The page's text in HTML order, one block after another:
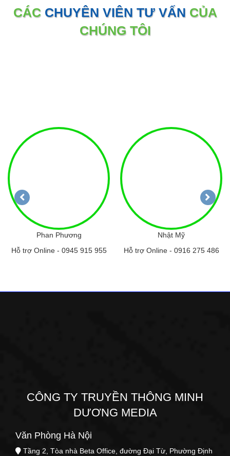
CÁC CHUYÊN VIÊN TƯ VẤN CỦA
CHÚNG TÔI
Phan Phương
Hỗ trợ Online - 0945 915 955
Nhật Mỹ
Hỗ trợ Online - 0916 275 486
CÔNG TY TRUYỀN THÔNG MINH
DƯƠNG MEDIA
Văn Phòng Hà Nội
Tầng 2, Tòa nhà Beta Office, đường Đại Từ, Phường Định